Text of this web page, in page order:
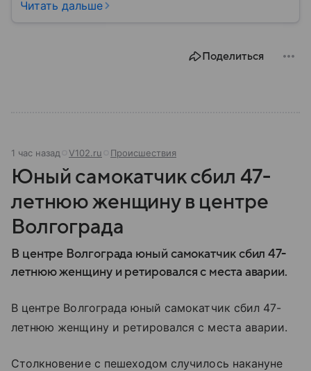
порядка, борьбу с преступностью, обеспечение
России, какие задачи выполняет министерство, как
Читать дальше
Поделиться
1 час назад V102.ru Происшествия
Юный самокатчик сбил 47-
летнюю женщину в центре
Волгограда
В центре Волгограда юный самокатчик сбил 47-
летнюю женщину и ретировался с места аварии.
В центре Волгограда юный самокатчик сбил 47-
летнюю женщину и ретировался с места аварии.
Столкновение с пешеходом случилось накануне